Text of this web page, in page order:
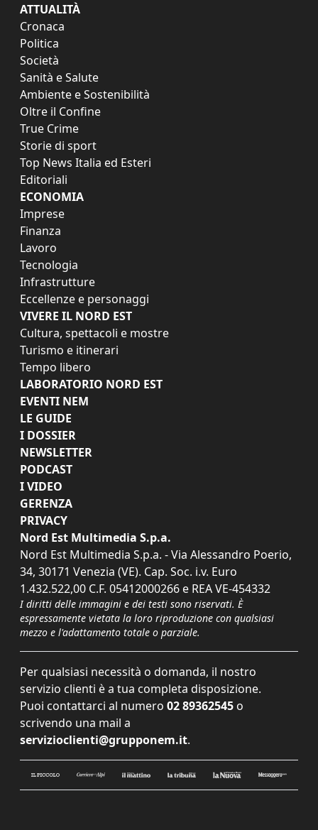
ATTUALITÀ
Cronaca
Politica
Società
Sanità e Salute
Ambiente e Sostenibilità
Oltre il Confine
True Crime
Storie di sport
Top News Italia ed Esteri
Editoriali
ECONOMIA
Imprese
Finanza
Lavoro
Tecnologia
Infrastrutture
Eccellenze e personaggi
VIVERE IL NORD EST
Cultura, spettacoli e mostre
Turismo e itinerari
Tempo libero
LABORATORIO NORD EST
EVENTI NEM
LE GUIDE
I DOSSIER
NEWSLETTER
PODCAST
I VIDEO
GERENZA
PRIVACY
Nord Est Multimedia S.p.a.
Nord Est Multimedia S.p.a. - Via Alessandro Poerio,
34, 30171 Venezia (VE). Cap. Soc. i.v. Euro
1.432.522,00 C.F. 05412000266 e REA VE-454332
I diritti delle immagini e dei testi sono riservati. È
espressamente vietata la loro riproduzione con qualsiasi
mezzo e l'adattamento totale o parziale.
Per qualsiasi necessità o domanda, il nostro
servizio clienti è a tua completa disposizione.
Puoi contattarci al numero 02 89362545 o
scrivendo una mail a
servizioclienti@grupponem.it.